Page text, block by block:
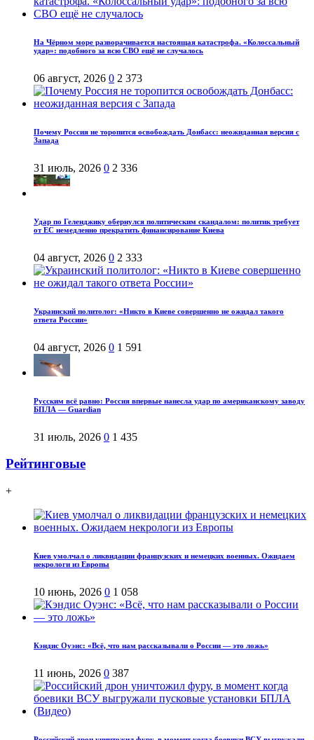
На Чёрном море разворачивается настоящая катастрофа. «Колоссальный
удар»: подобного за всю СВО ещё не случалось
06 август, 2026 0 2 373
Почему Россия не торопится освобождать Донбасс: неожиданная версия с
Запада
31 июль, 2026 0 2 336
Удар по Геленджику обернулся политическим скандалом: политик требует
от ЕС немедленно прекратить финансирование Киева
04 август, 2026 0 2 333
Украинский политолог: «Никто в Киеве совершенно не ожидал такого
ответа России»
04 август, 2026 0 1 591
Русским всё равно: Россия впервые нанесла удар по американскому заводу
БПЛА — Guardian
31 июль, 2026 0 1 435
Рейтинговые
+
Киев умолчал о ликвидации французских и немецких военных. Ожидаем
некрологи из Европы
10 июнь, 2026 0 1 058
Кэндис Оуэнс: «Всё, что нам рассказывали о России — это ложь»
11 июнь, 2026 0 387